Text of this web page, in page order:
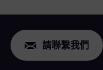
請聯繫我們